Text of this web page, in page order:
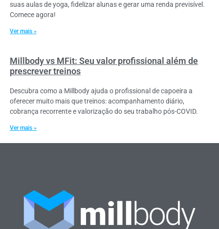
suas aulas de yoga, fidelizar alunas e gerar uma renda previsível.
Comece agora!
Ver mais »
Millbody vs MFit: Seu valor profissional além de
prescrever treinos
Descubra como a Millbody ajuda o profissional de capoeira a
oferecer muito mais que treinos: acompanhamento diário,
cobrança recorrente e valorização do seu trabalho pós-COVID.
Ver mais »